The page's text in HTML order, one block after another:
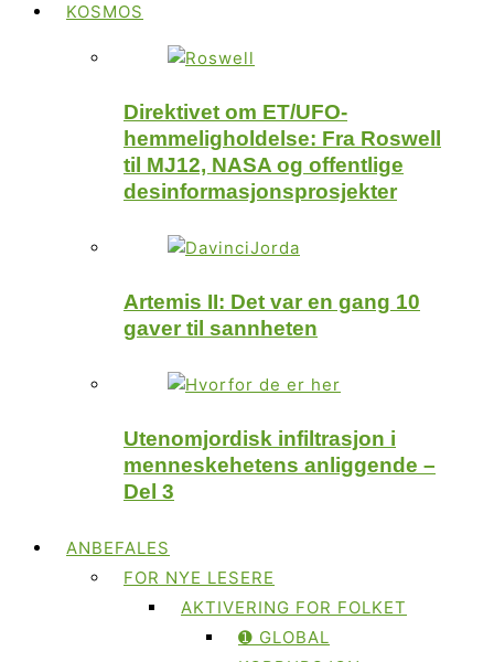
KOSMOS
Direktivet om ET/UFO-
hemmeligholdelse: Fra Roswell
til MJ12, NASA og offentlige
desinformasjonsprosjekter
Artemis II: Det var en gang 10
gaver til sannheten
Utenomjordisk infiltrasjon i
menneskehetens anliggende –
Del 3
ANBEFALES
FOR NYE LESERE
AKTIVERING FOR FOLKET
➊ GLOBAL